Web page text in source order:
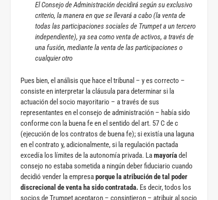
El Consejo de Administración decidirá según su exclusivo
criterio, la manera en que se llevará a cabo (la venta de
todas las participaciones sociales de Trumpet a un tercero
independiente), ya sea como venta de activos, a través de
una fusión, mediante la venta de las participaciones o
cualquier otro
Pues bien, el análisis que hace el tribunal – y es correcto –
consiste en interpretar la cláusula para determinar si la
actuación del socio mayoritario – a través de sus
representantes en el consejo de administración – había sido
conforme con la buena fe en el sentido del art. 57 C de c
(ejecución de los contratos de buena fe); si existía una laguna
en el contrato y, adicionalmente, si la regulación pactada
excedía los límites de la autonomía privada. Lamayoríadel
consejo no estaba sometida a ningún deber fiduciario cuando
decidió vender la empresaporque la atribución de tal poder
discrecional de venta ha sido contratada. Es decir, todos los
socios de Trumpet aceptaron – consintieron – atribuir al socio